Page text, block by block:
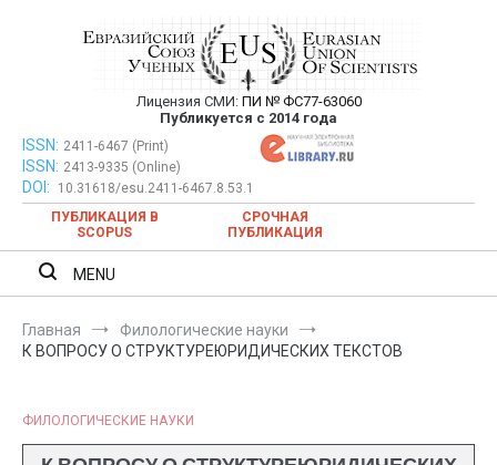
Евразийский Союз Ученых —
публикация научных статей в
ежемесячном научном журнале
Лицензия СМИ: ПИ № ФС77-63060
Публикуется с 2014 года
Евразийский Союз Ученых — публикация научных статей в
ежемесячном научном журнале
ISSN: 2411-6467 (Print)
ISSN: 2413-9335 (Online)
DOI:
10.31618/esu.2411-6467.8.53.1
ПУБЛИКАЦИЯ В
SCOPUS
СРОЧНАЯ
ПУБЛИКАЦИЯ
MENU
Главная
Филологические науки
К ВОПРОСУ О СТРУКТУРЕЮРИДИЧЕСКИХ ТЕКСТОВ
ФИЛОЛОГИЧЕСКИЕ НАУКИ